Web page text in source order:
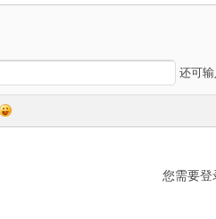
还可
您需要